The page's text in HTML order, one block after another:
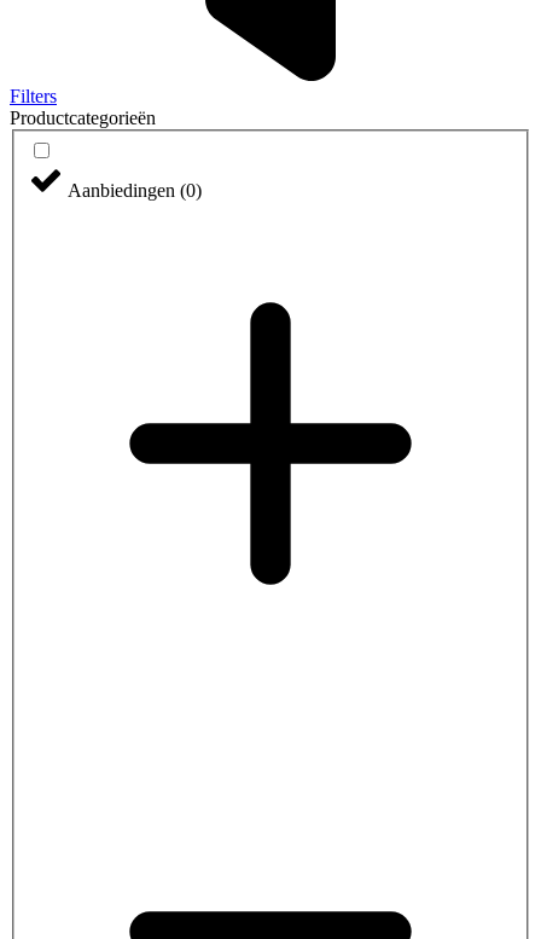
Filters
Productcategorieën
Aanbiedingen (0)